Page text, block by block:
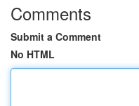
Comments
Submit a Comment
No HTML